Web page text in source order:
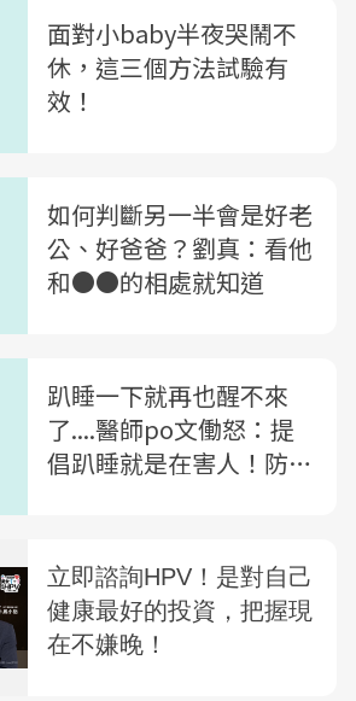
面對小baby半夜哭鬧不
休，這三個方法試驗有
效！
如何判斷另一半會是好老
公、好爸爸？劉真：看他
和●●的相處就知道
趴睡一下就再也醒不來
了....醫師po文働怒：提
倡趴睡就是在害人！防嬰